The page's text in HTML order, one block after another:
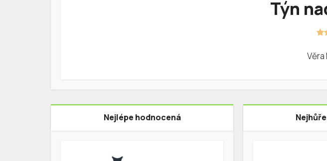
Týn
Věra
Nejlépe hodnocená